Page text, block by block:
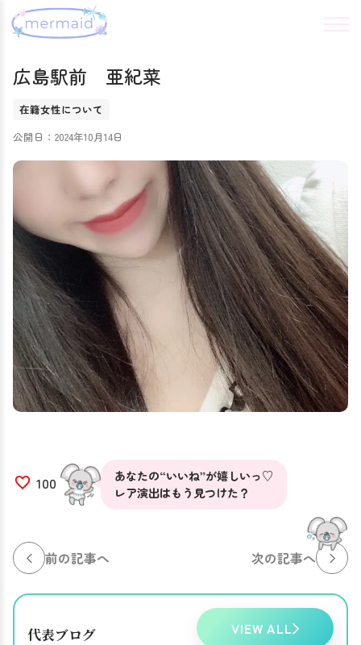
広島駅前 亜紀菜
在籍女性について
公開日：2024年10月14日
100
あなたの“いいね”が嬉しいっ♡
レア演出はもう見つけた？
前の記事へ 次の記事へ
代表ブログ VIEW ALL